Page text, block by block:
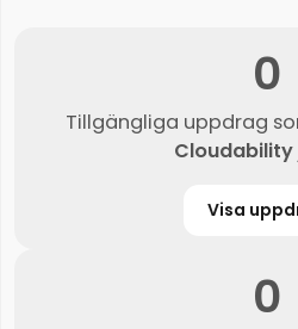
0
Tillgängliga uppdrag
Cloudability
Visa
0